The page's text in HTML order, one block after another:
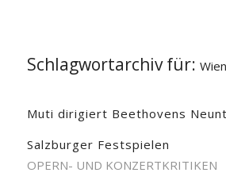
Schlagwortarchiv für:
Muti dirigiert Beethovens
Salzburger Festspielen
OPERN- UND KONZERTKRITIKEN